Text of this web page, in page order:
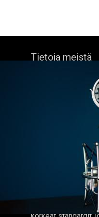
Tietoja meistä
Bock's Corner
itsenäinen panimo
sydämessä, joka
1890. Lähes
vuoden hiljaiselon
kunnostetussa
helmikuussa 2015,
Oluet
ja jokaisen erän on